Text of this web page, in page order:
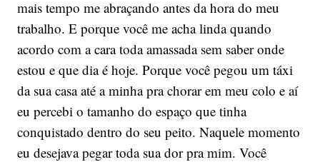
mais tempo me abraçando antes da hora do meu
trabalho. E porque você me acha linda quando
acordo com a cara toda amassada sem saber onde
estou e que dia é hoje. Porque você pegou um táxi
da sua casa até a minha pra chorar em meu colo e aí
eu percebi o tamanho do espaço que tinha
conquistado dentro do seu peito. Naquele momento
eu desejava pegar toda sua dor pra mim. Você